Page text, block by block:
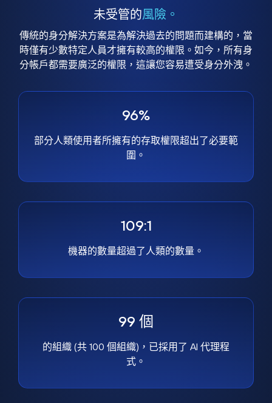
未受管的風險。
傳統的身分解決方案是為解決過去的問題而建構的，當
時僅有少數特定人員才擁有較高的權限。如今，所有身
分帳戶都需要廣泛的權限，這讓您容易遭受身分外洩。
96%
部分人類使用者所擁有的存取權限超出了必要範
圍。
109:1
機器的數量超過了人類的數量。
99 個
的組織 (共 100 個組織)，已採用了 AI 代理程
式。